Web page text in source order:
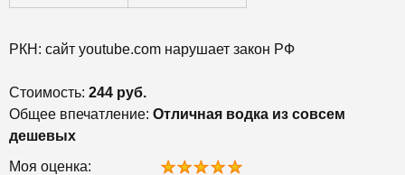
РКН: сайт youtube.com нарушает закон РФ
Стоимость: 244 руб.
Общее впечатление: Отличная водка из совсем
дешевых
Моя оценка: